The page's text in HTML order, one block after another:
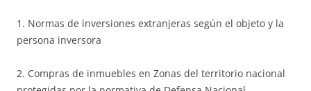
1. Normas de inversiones extranjeras según el objeto y la
persona inversora
2. Compras de inmuebles en Zonas del territorio nacional